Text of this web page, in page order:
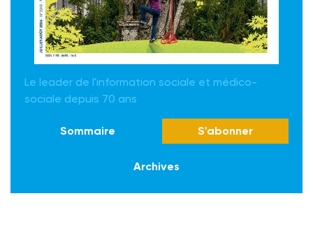
Le leader de l'information sociale et médico-
sociale depuis 70 ans
Sommaire S'abonner
Archives